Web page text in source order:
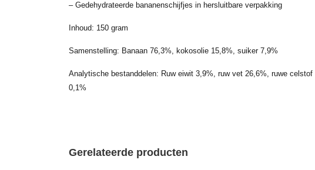
– Gedehydrateerde bananenschijfjes in hersluitbare verpakking
Inhoud: 150 gram
Samenstelling: Banaan 76,3%, kokosolie 15,8%, suiker 7,9%
Analytische bestanddelen: Ruw eiwit 3,9%, ruw vet 26,6%, ruwe
0,1%
Gerelateerde producten